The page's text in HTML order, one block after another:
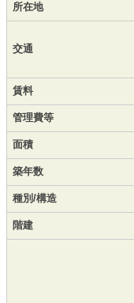
所在地
交通
賃料
管理費等
面積
築年数
種別/構造
階建